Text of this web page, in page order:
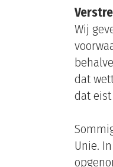
Wij
dat
dat
Unie.